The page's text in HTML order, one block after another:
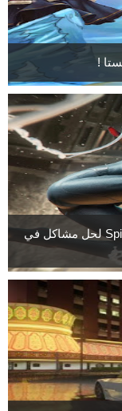
!
تحديث جديد للعبة Spider Man Miles Morales لحل مشاكل في